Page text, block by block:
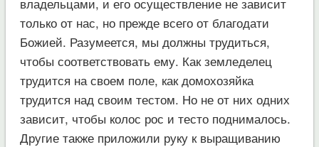
только от нас, но прежде всего от благодати
Божией. Разумеется, мы должны трудиться,
чтобы соответствовать ему. Как земледелец
трудится на своем поле, как домохозяйка
трудится над своим тестом. Но не от них одних
зависит, чтобы колос рос и тесто поднималось.
Другие также приложили руку к выращиванию